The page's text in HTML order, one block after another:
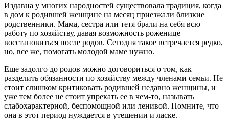
Издавна у многих народностей существовала традиция, когда
в дом к родившей женщине на месяц приезжали близкие
родственники. Мама, сестра или тетя брали на себя всю
работу по хозяйству, давая возможность роженице
восстановиться после родов. Сегодня такое встречается редко,
но, все же, помогать молодой маме нужно.
Еще задолго до родов можно договориться о том, как
разделить обязанности по хозяйству между членами семьи. Не
стоит слишком критиковать родившей недавно женщины, и
уже тем более не стоит упрекать ее в чем-то, называть
слабохарактерной, беспомощной или ленивой. Помните, что
она в этот период нуждается в утешении и ласке.